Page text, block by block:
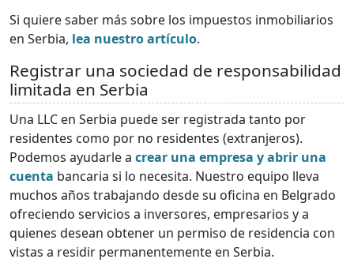
Si quiere saber más sobre los impuestos inmobiliarios
en Serbia, lea nuestro artículo.
Registrar una sociedad de responsabilidad
limitada en Serbia
Una LLC en Serbia puede ser registrada tanto por
residentes como por no residentes (extranjeros).
Podemos ayudarle a crear una empresa y abrir una
cuenta bancaria si lo necesita. Nuestro equipo lleva
muchos años trabajando desde su oficina en Belgrado
ofreciendo servicios a inversores, empresarios y a
quienes desean obtener un permiso de residencia con
vistas a residir permanentemente en Serbia.